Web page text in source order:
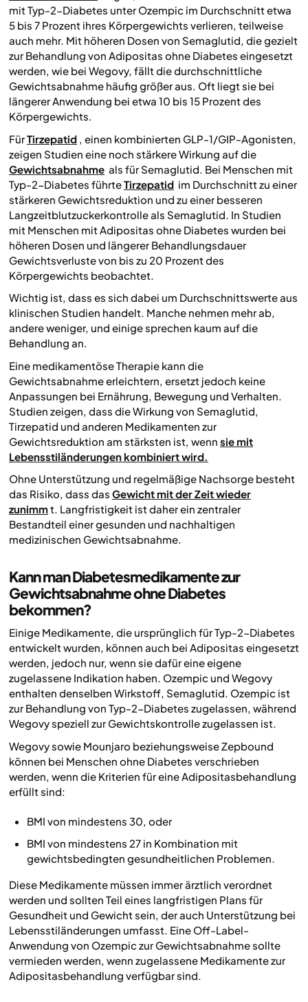
mit Typ-2-Diabetes unter Ozempic im Durchschnitt etwa
5 bis 7 Prozent ihres Körpergewichts verlieren, teilweise
auch mehr. Mit höheren Dosen von Semaglutid, die gezielt
zur Behandlung von Adipositas ohne Diabetes eingesetzt
werden, wie bei Wegovy, fällt die durchschnittliche
Gewichtsabnahme häufig größer aus. Oft liegt sie bei
längerer Anwendung bei etwa 10 bis 15 Prozent des
Körpergewichts.
FürTirzepatid , einen kombinierten GLP-1/GIP-Agonisten,
zeigen Studien eine noch stärkere Wirkung auf die
Gewichtsabnahme als für Semaglutid. Bei Menschen mit
Typ-2-Diabetes führteTirzepatid im Durchschnitt zu einer
stärkeren Gewichtsreduktion und zu einer besseren
Langzeitblutzuckerkontrolle als Semaglutid. In Studien
mit Menschen mit Adipositas ohne Diabetes wurden bei
höheren Dosen und längerer Behandlungsdauer
Gewichtsverluste von bis zu 20 Prozent des
Körpergewichts beobachtet.
Wichtig ist, dass es sich dabei um Durchschnittswerte aus
klinischen Studien handelt. Manche nehmen mehr ab,
andere weniger, und einige sprechen kaum auf die
Behandlung an.
Eine medikamentöse Therapie kann die
Gewichtsabnahme erleichtern, ersetzt jedoch keine
Anpassungen bei Ernährung, Bewegung und Verhalten.
Studien zeigen, dass die Wirkung von Semaglutid,
Tirzepatid und anderen Medikamenten zur
Gewichtsreduktion am stärksten ist, wenn sie mit
Lebensstiländerungen kombiniert wird.
Ohne Unterstützung und regelmäßige Nachsorge besteht
das Risiko, dass das Gewicht mit der Zeit wieder
zunimmt. Langfristigkeit ist daher ein zentraler
Bestandteil einer gesunden und nachhaltigen
medizinischen Gewichtsabnahme.
Kann man Diabetesmedikamente zur
Gewichtsabnahme ohne Diabetes
bekommen?
Einige Medikamente, die ursprünglich für Typ-2-Diabetes
entwickelt wurden, können auch bei Adipositas eingesetzt
werden, jedoch nur, wenn sie dafür eine eigene
zugelassene Indikation haben. Ozempic und Wegovy
enthalten denselben Wirkstoff, Semaglutid. Ozempic ist
zur Behandlung von Typ-2-Diabetes zugelassen, während
Wegovy speziell zur Gewichtskontrolle zugelassen ist.
Wegovy sowie Mounjaro beziehungsweise Zepbound
können bei Menschen ohne Diabetes verschrieben
werden, wenn die Kriterien für eine Adipositasbehandlung
erfüllt sind:
BMI von mindestens 30, oder
BMI von mindestens 27 in Kombination mit
gewichtsbedingten gesundheitlichen Problemen.
Diese Medikamente müssen immer ärztlich verordnet
werden und sollten Teil eines langfristigen Plans für
Gesundheit und Gewicht sein, der auch Unterstützung bei
Lebensstiländerungen umfasst. Eine Off-Label-
Anwendung von Ozempic zur Gewichtsabnahme sollte
vermieden werden, wenn zugelassene Medikamente zur
Adipositasbehandlung verfügbar sind.